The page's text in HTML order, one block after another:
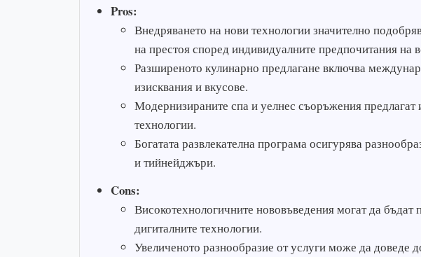
Pros:
Внедряването на нови технологии значително
на престоя според индивидуалните предпочитания на
Разширеното кулинарно предлагане включва
изисквания и вкусове.
Модернизираните спа и уелнес съоръжения
технологии.
Богатата развлекателна програма осигурява
и тийнейджъри.
Cons:
Високотехнологичните нововъведения могат да бъдат
дигиталните технологии.
Увеличеното разнообразие от услуги може да доведе